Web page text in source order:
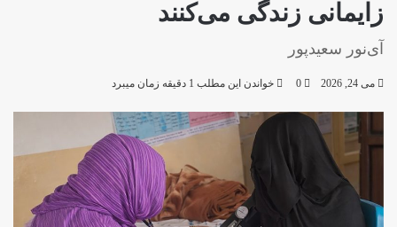
زایمانی زندگی می‌کنند
آی‌نور سعیدپور
می 24, 2026 0 خواندن این مطلب 1 دقیقه زمان میبرد